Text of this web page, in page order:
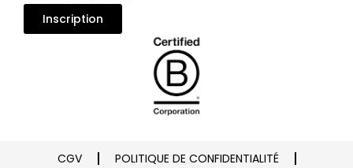
Inscription
CGV POLITIQUE DE CONFIDENTIALITÉ